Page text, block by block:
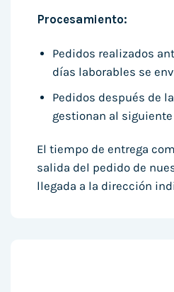
Procesamiento:
Pedidos realizados
días laborables se
Pedidos después de
gestionan al
El tiempo de entrega
salida del pedido de
llegada a la dirección